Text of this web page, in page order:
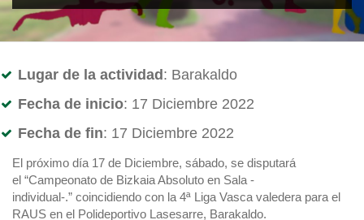
Lugar de la actividad: Barakaldo
Fecha de inicio: 17 Diciembre 2022
Fecha de fin: 17 Diciembre 2022
El próximo día 17 de Diciembre, sábado, se disputará
el “Campeonato de Bizkaia Absoluto en Sala -
individual-.” coincidiendo con la 4ª Liga Vasca valedera para el
RAUS en el Polideportivo Lasesarre, Barakaldo.